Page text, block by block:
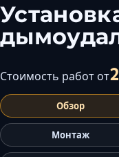
Стоимость работ от
Обзор
Монтаж